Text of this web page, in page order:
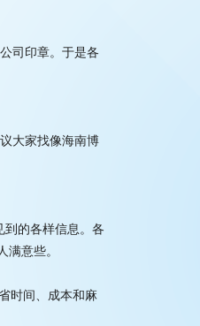
司印章。于是各
大家找像海南博
的各样信息。各
意些。
时间、成本和麻